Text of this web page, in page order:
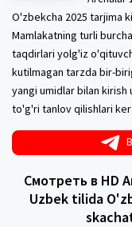
O'zbekcha 2025 tarjima
Mamlakatning turli
taqdirlari yolg'iz
kutilmagan tarzda bir-
yangi umidlar bilan kirish
to'g'ri tanlov qilishlari
Смотреть в HD
Uzbek tilida